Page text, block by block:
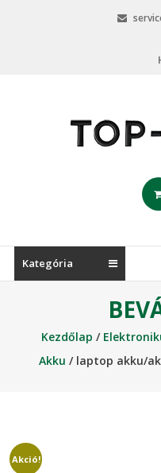
akku.com
Kategória
Kezdőlap /
Akku / laptop akku/
Akció!